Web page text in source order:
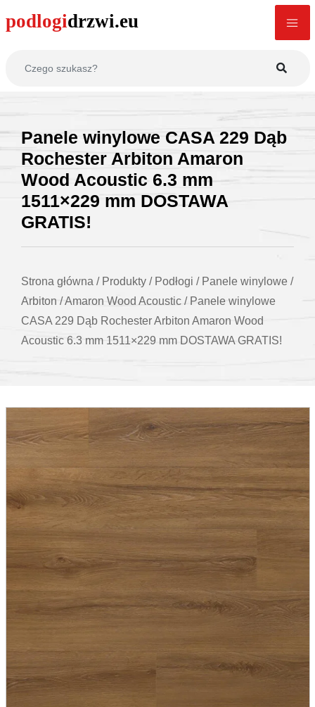
Panele winylowe CASA 229 Dąb
Rochester Arbiton Amaron
Wood Acoustic 6.3 mm
1511×229 mm DOSTAWA
GRATIS!
Strona główna / Produkty / Podłogi / Panele winylowe /
Arbiton /Amaron Wood Acoustic / Panele winylowe
CASA 229 Dąb Rochester Arbiton Amaron Wood
Acoustic 6.3 mm 1511×229 mm DOSTAWA GRATIS!